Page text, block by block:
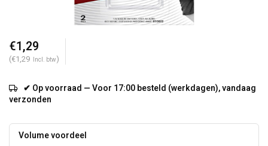
€1,29
(€1,29 Incl. btw)
✔ Op voorraad — Voor 17:00 besteld (werkdagen), vandaag
verzonden
Volume voordeel